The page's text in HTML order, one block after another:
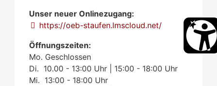
Unser neuer Onlinezugang:
https://oeb-staufen.lmscloud.net/
Öffnungszeiten:
Mo. Geschlossen
Di. 10.00 - 13:00 Uhr | 15:00 - 18:00 Uhr
Mi. 13:00 - 18:00 Uhr